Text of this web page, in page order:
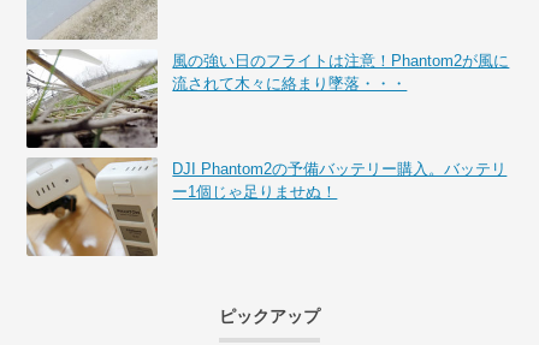
風の強い日のフライトは注意！Phantom2が風に
流されて木々に絡まり墜落・・・
DJI Phantom2の予備バッテリー購入。バッテリ
ー1個じゃ足りませぬ！
ピックアップ